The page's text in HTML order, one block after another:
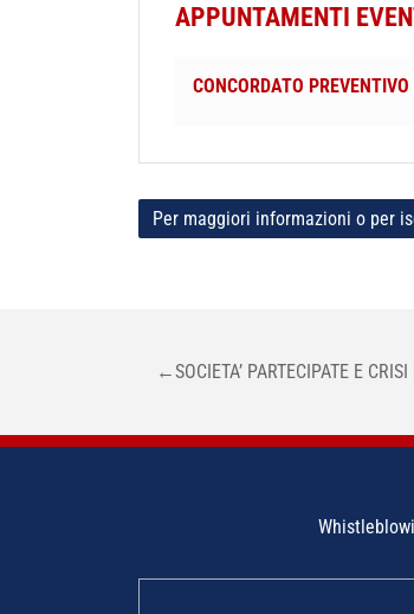
APPUNTAMENTI
CONCORDATO
Per maggiori informazioni o per
←SOCIETA’ PARTECIPATE E